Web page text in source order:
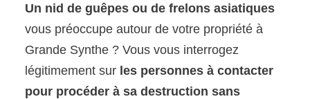
Un nid de guêpes ou de frelons asiatiques
vous préoccupe autour de votre propriété à
Grande Synthe ? Vous vous interrogez
légitimement sur les personnes à contacter
pour procéder à sa destruction sans